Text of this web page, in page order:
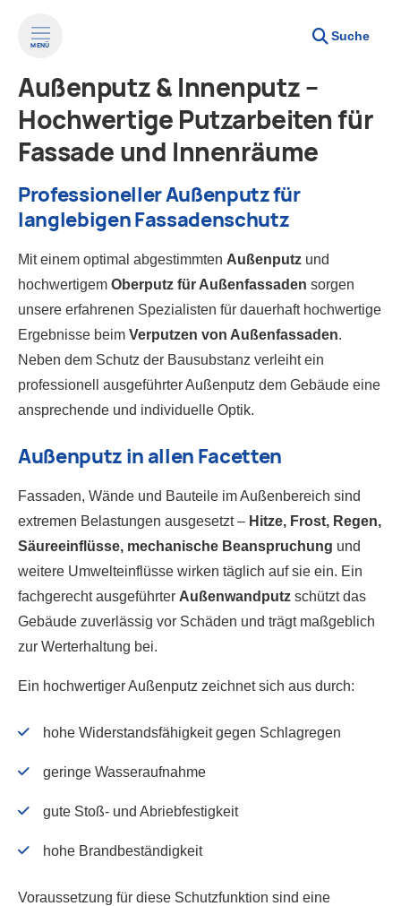
MENÜ
Suche
Außenputz & Innenputz –
Hochwertige Putzarbeiten für
Fassade und Innenräume
Professioneller Außenputz für
langlebigen Fassadenschutz
Mit einem optimal abgestimmten Außenputz und
hochwertigem Oberputz für Außenfassaden sorgen
unsere erfahrenen Spezialisten für dauerhaft hochwertige
Ergebnisse beim Verputzen von Außenfassaden.
Neben dem Schutz der Bausubstanz verleiht ein
professionell ausgeführter Außenputz dem Gebäude eine
ansprechende und individuelle Optik.
Außenputz in allen Facetten
Fassaden, Wände und Bauteile im Außenbereich sind
extremen Belastungen ausgesetzt – Hitze, Frost, Regen,
Säureeinflüsse, mechanische Beanspruchung und
weitere Umwelteinflüsse wirken täglich auf sie ein. Ein
fachgerecht ausgeführter Außenwandputz schützt das
Gebäude zuverlässig vor Schäden und trägt maßgeblich
zur Werterhaltung bei.
Ein hochwertiger Außenputz zeichnet sich aus durch:
hohe Widerstandsfähigkeit gegen Schlagregen
geringe Wasseraufnahme
gute Stoß- und Abriebfestigkeit
hohe Brandbeständigkeit
Voraussetzung für diese Schutzfunktion sind eine